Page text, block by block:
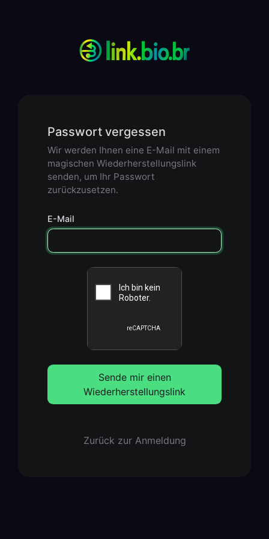
Passwort vergessen
Wir werden Ihnen eine E-Mail mit einem
magischen Wiederherstellungslink
senden, um Ihr Passwort
zurückzusetzen.
E-Mail
Sende mir einen
Wiederherstellungslink
Zurück zur Anmeldung